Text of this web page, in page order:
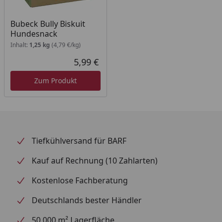
Bubeck Bully Biskuit
Hundesnack
Inhalt: 1,25 kg (4,79 €/kg)
Aktueller Preis
5,99 €
Zum Produkt
Tiefkühlversand für BARF
Kauf auf Rechnung (10 Zahlarten)
Kostenlose Fachberatung
Deutschlands bester Händler